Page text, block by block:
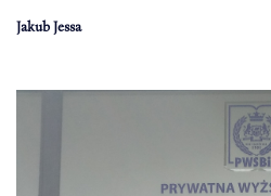
Jakub Jessa